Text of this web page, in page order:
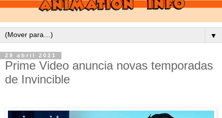
▼
29 abril 2021
Prime Video anuncia novas temporadas
de Invincible